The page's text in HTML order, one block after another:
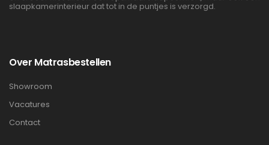
slaapkamerinterieur dat tot in de puntjes is verzorgd.
Over Matrasbestellen
Showroom
Vacatures
Contact